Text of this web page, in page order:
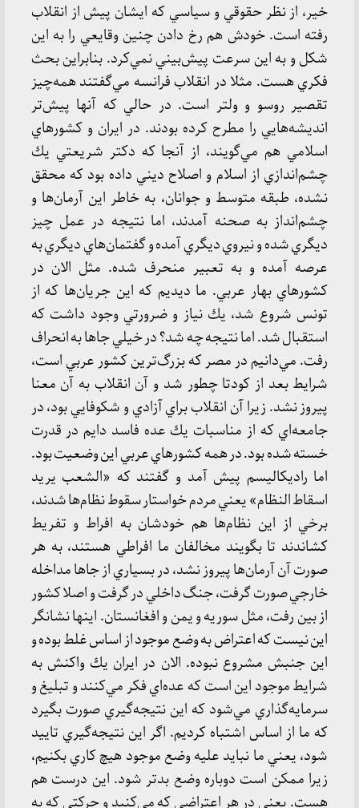
خير، از نظر حقوقي و سياسي كه ايشان پيش از انقلاب
رفته است. خودش هم رخ دادن چنين وقايعي را به اين
شكل و به اين سرعت پيش‌بيني نمي‌كرد. بنابراين بحث
فكري هست. مثلا در انقلاب فرانسه مي‌گفتند همه‌چيز
تقصير روسو و ولتر است. در حالي كه آنها پيش‌تر
انديشه‌هايي را مطرح كرده بودند. در ايران و كشورهاي
اسلامي هم مي‌گويند، از آنجا كه دكتر شريعتي يك
چشم‌اندازي از اسلام و اصلاح ديني داده بود كه محقق
نشده، طبقه متوسط و جوانان، به خاطر اين آرمان‌ها و
چشم‌انداز به صحنه آمدند، اما نتيجه در عمل چيز
ديگري شده و نيروي ديگري آمده و گفتمان‌هاي ديگري به
عرصه آمده و به تعبير منحرف شده. مثل الان در
كشورهاي بهار عربي. ما ديديم كه اين جريان‌ها كه از
تونس شروع شد، يك نياز و ضرورتي وجود داشت كه
استقبال شد. اما نتيجه چه شد؟ در خيلي جاها به انحراف
رفت. مي‌دانيم در مصر كه بزرگ‌ترين كشور عربي است،
شرايط بعد از كودتا چطور شد و آن انقلاب به آن معنا
پيروز نشد. زيرا آن انقلاب براي آزادي و شكوفايي بود، در
جامعه‌اي كه از مناسبات يك عده فاسد دايم در قدرت
خسته شده بود. در همه كشورهاي عربي اين وضعيت بود.
اما راديكاليسم پيش آمد و گفتند كه «الشعب يريد
اسقاط النظام» يعني مردم خواستار سقوط نظام‌ها شدند،
برخي از اين نظام‌ها هم خودشان به افراط و تفريط
كشاندند تا بگويند مخالفان ما افراطي هستند، به هر
صورت آن آرمان‌ها پيروز نشد، در بسياري از جاها مداخله
خارجي صورت گرفت، جنگ داخلي در گرفت و اصلا كشور
از بين رفت، مثل سوريه و يمن و افغانستان. اينها نشانگر
اين نيست كه اعتراض به وضع موجود از اساس غلط بوده و
اين جنبش مشروع نبوده. الان در ايران يك واكنش به
شرايط موجود اين است كه عده‌اي فكر مي‌كنند و تبليغ و
سرمايه‌گذاري مي‌شود كه اين نتيجه‌گيري صورت بگيرد
كه ما از اساس اشتباه كرديم. اگر اين نتيجه‌گيري تاييد
شود، يعني ما نبايد عليه وضع موجود هيچ كاري بكنيم،
زيرا ممكن است دوباره وضع بدتر شود. اين درست هم
هست. يعني در هر اعتراضي كه مي‌كنيد و حركتي كه به